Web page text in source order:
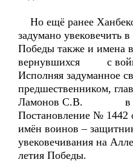
Но ещё ранее
задумано увековечить
Победы также и имена
вернувшихся с
Исполняя задуманное
предшественником,
Ламонов С.В. в
Постановление № 1442
имён воинов –
увековечивания на
летия Победы.